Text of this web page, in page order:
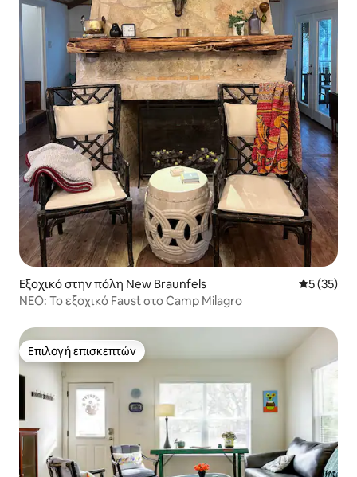
Εξοχικό στην πόλη New Braunfels Μέση
5 (35)
ΝΕΟ: Το εξοχικό Faust στο Camp Milagro
Επιλογή επισκεπτών
Επιλογή επισκεπτών